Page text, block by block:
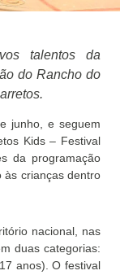
talentos da
do Rancho do
junho, e seguem
Kids – Festival
da programação
às crianças dentro
nacional, nas
duas categorias:
anos). O festival